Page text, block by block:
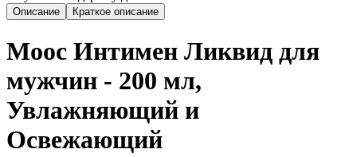
Описание Краткое описание
Моос Интимен Ликвид для
мужчин - 200 мл,
Увлажняющий и
Освежающий